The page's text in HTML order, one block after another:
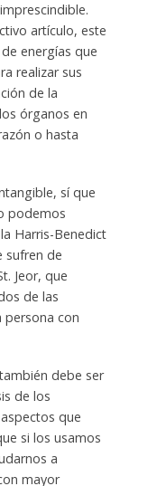
artículo, este
energías que
realizar sus
de la
órganos en
o hasta
sí que
podemos
Harris-Benedict
sufren de
Jeor, que
de las
persona con
debe ser
de los
que
si los usamos
a
mayor